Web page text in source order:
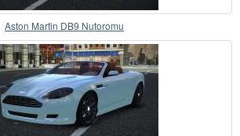
Aston Martin DB9 Nutoromu